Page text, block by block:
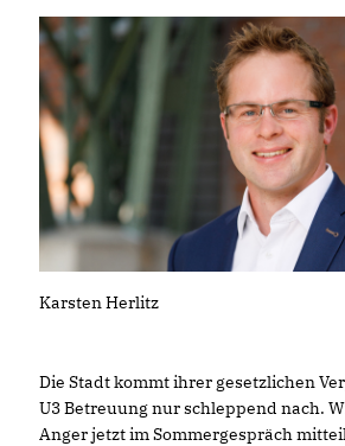
Karsten Herlitz
Die Stadt kommt ihrer gesetzlichen
U3 Betreuung nur schleppend nach.
Anger jetzt im Sommergespräch